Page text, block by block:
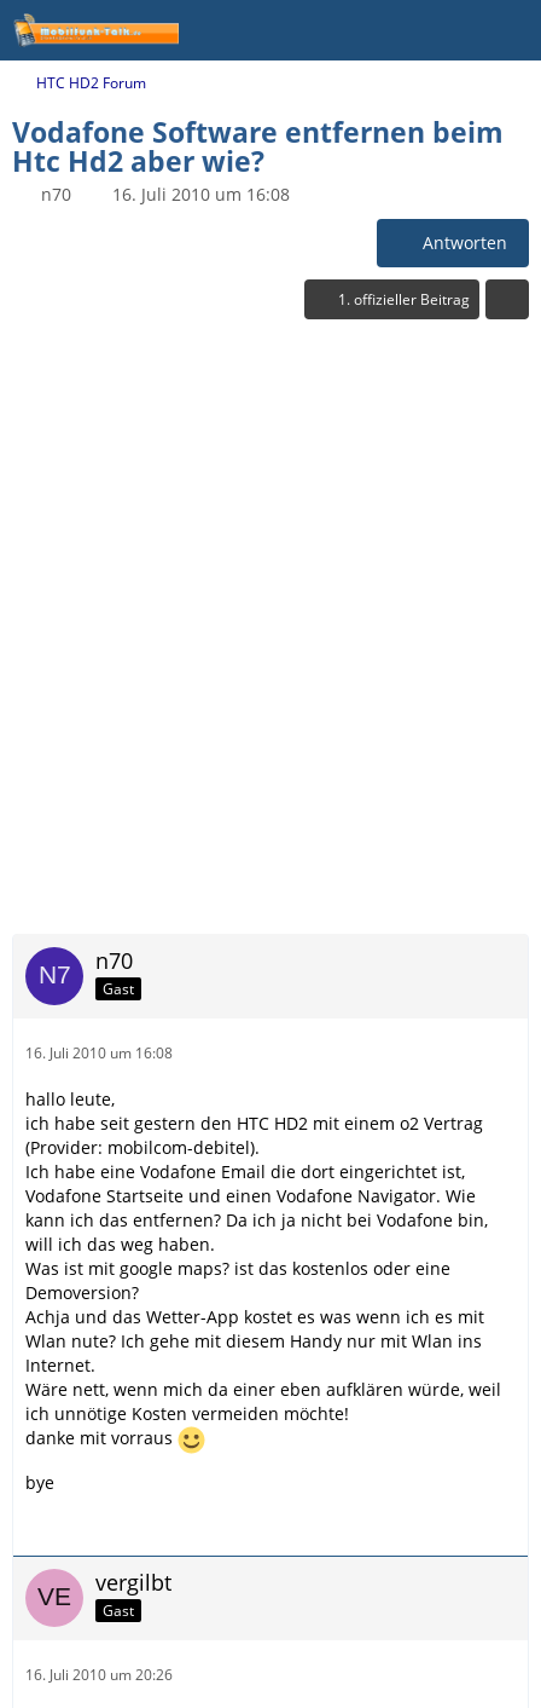
HTC HD2 Forum
Vodafone Software entfernen beim
Htc Hd2 aber wie?
n70 16. Juli 2010 um 16:08
Antworten
1. offizieller Beitrag
n70
Gast
16. Juli 2010 um 16:08
hallo leute,
ich habe seit gestern den HTC HD2 mit einem o2 Vertrag
(Provider: mobilcom-debitel).
Ich habe eine Vodafone Email die dort eingerichtet ist,
Vodafone Startseite und einen Vodafone Navigator. Wie
kann ich das entfernen? Da ich ja nicht bei Vodafone bin,
will ich das weg haben.
Was ist mit google maps? ist das kostenlos oder eine
Demoversion?
Achja und das Wetter-App kostet es was wenn ich es mit
Wlan nute? Ich gehe mit diesem Handy nur mit Wlan ins
Internet.
Wäre nett, wenn mich da einer eben aufklären würde, weil
ich unnötige Kosten vermeiden möchte!
danke mit vorraus
bye
vergilbt
Gast
16. Juli 2010 um 20:26